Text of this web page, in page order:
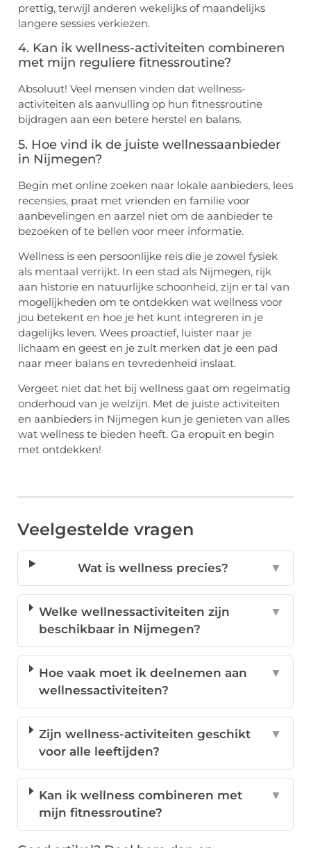
prettig, terwijl anderen wekelijks of maandelijks
langere sessies verkiezen.
4. Kan ik wellness-activiteiten combineren
met mijn reguliere fitnessroutine?
Absoluut! Veel mensen vinden dat wellness-
activiteiten als aanvulling op hun fitnessroutine
bijdragen aan een betere herstel en balans.
5. Hoe vind ik de juiste wellnessaanbieder
in Nijmegen?
Begin met online zoeken naar lokale aanbieders, lees
recensies, praat met vrienden en familie voor
aanbevelingen en aarzel niet om de aanbieder te
bezoeken of te bellen voor meer informatie.
Wellness is een persoonlijke reis die je zowel fysiek
als mentaal verrijkt. In een stad als Nijmegen, rijk
aan historie en natuurlijke schoonheid, zijn er tal van
mogelijkheden om te ontdekken wat wellness voor
jou betekent en hoe je het kunt integreren in je
dagelijks leven. Wees proactief, luister naar je
lichaam en geest en je zult merken dat je een pad
naar meer balans en tevredenheid inslaat.
Vergeet niet dat het bij wellness gaat om regelmatig
onderhoud van je welzijn. Met de juiste activiteiten
en aanbieders in Nijmegen kun je genieten van alles
wat wellness te bieden heeft. Ga eropuit en begin
met ontdekken!
Veelgestelde vragen
Wat is wellness precies? ▼
Welke wellnessactiviteiten zijn
beschikbaar in Nijmegen?
▼
Hoe vaak moet ik deelnemen aan
wellnessactiviteiten?
▼
Zijn wellness-activiteiten geschikt
voor alle leeftijden?
▼
Kan ik wellness combineren met
mijn fitnessroutine?
▼